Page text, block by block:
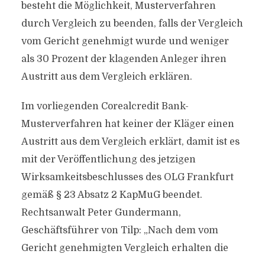
besteht die Möglichkeit, Musterverfahren
durch Vergleich zu beenden, falls der Vergleich
vom Gericht genehmigt wurde und weniger
als 30 Prozent der klagenden Anleger ihren
Austritt aus dem Vergleich erklären.
Im vorliegenden Corealcredit Bank-
Musterverfahren hat keiner der Kläger einen
Austritt aus dem Vergleich erklärt, damit ist es
mit der Veröffentlichung des jetzigen
Wirksamkeitsbeschlusses des OLG Frankfurt
gemäß § 23 Absatz 2 KapMuG beendet.
Rechtsanwalt Peter Gundermann,
Geschäftsführer von Tilp: „Nach dem vom
Gericht genehmigten Vergleich erhalten die